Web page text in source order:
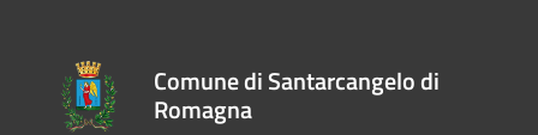
Comune di Santarcangelo di
Romagna